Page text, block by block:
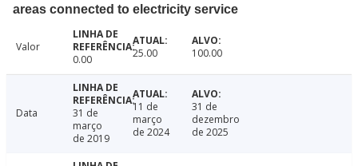
areas connected to electricity service
Valor
0.00
25.00 100.00
Data
31 de
março
de 2019
11 de
março
de 2024
31 de
dezembro
de 2025